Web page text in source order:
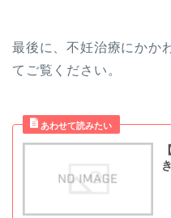
最後に、不妊治療にかか
てご覧ください。